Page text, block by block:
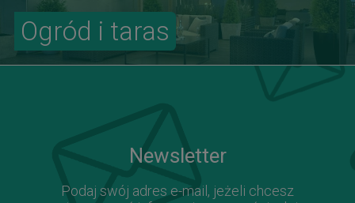
Ogród i taras
Newsletter
Podaj swój adres e-mail, jeżeli chcesz